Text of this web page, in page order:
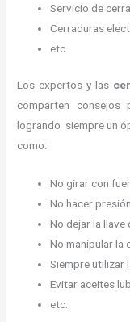
Servicio de
Cerraduras
etc
Los expertos y las
comparten consejos
logrando siempre un
como:
No girar con
No hacer presión
No dejar la llave
No manipular la
Siempre utilizar
Evitar aceites
etc.